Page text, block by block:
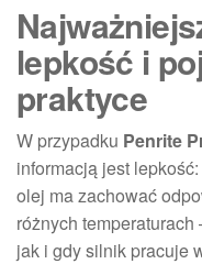
lepkość i
praktyce
W przypadku Penrite
informacją jest lepkość:
olej ma zachować
różnych
jak i gdy silnik pracuje